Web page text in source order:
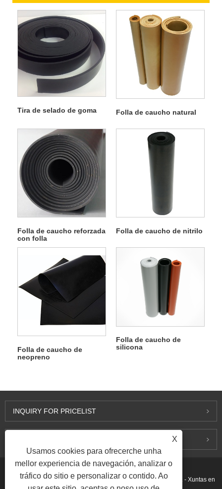
Tira de selado de goma Folla de caucho natural
Folla de caucho reforzada
con folla
Folla de caucho de nitrilo
Folla de caucho de
neopreno
Folla de caucho de
silicona
INQUIRY FOR PRICELIST
Copyright © 2015-2026 Ningbo Kaxite Sealing Materials Co., Ltd. - Xuntas en
X
Usamos cookies para ofrecerche unha
mellor experiencia de navegación, analizar o
tráfico do sitio e personalizar o contido. Ao